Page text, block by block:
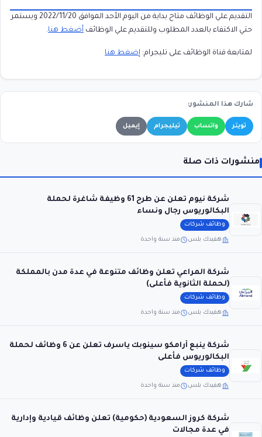
التقديم علي الوظائف متاح بداية من اليوم الأحد الموافق 2022/11/20 ويستمر
حتي الاكتفاء بالعدد المطلوب وللتقديم علي الوظائف أضغط هنا.
لمتابعة قناة الوظائف على تليجرام: إضغط هنا
شارك هذا المنشور:
تويتر واتساب تيليجرام إيميل
منشورات ذات صلة
شركة نيوم تعلن عن طرح 61 وظيفة شاغرة لحملة
البكالوريوس رجال ونساء
وظائف شركات
هفيدك بلس منذ سنة واحدة
شركة المراعي تعلن وظائف متنوعة في عدة مدن بالمملكة
(لحملة الثانوية فأعلى)
وظائف شركات
هفيدك بلس منذ سنة واحدة
شركة ينبع أرامكو سينوبك ياسرف تعلن عن 6 وظائف لحملة
البكالوريوس فأعلى
وظائف شركات
هفيدك بلس منذ سنة واحدة
شركة كروز السعودية (حكومية) تعلن وظائف قيادية وإدارية
في عدة مجالات